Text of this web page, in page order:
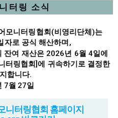
터링 소식
모니터링협회(비영리단체)는
자로 공식 해산하며,
잔여 재산은 2026년 6월 4일에
터링협회]에 귀속하기로 결정한
지합니다.
7월 27일
니터링협회 홈페이지